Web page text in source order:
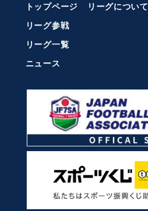
トップページ リーグについて
リーグ参戦
リーグ一覧
ニュース